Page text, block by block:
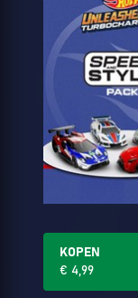
KOPEN
€ 4,99